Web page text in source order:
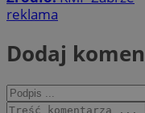
reklama
Dodaj